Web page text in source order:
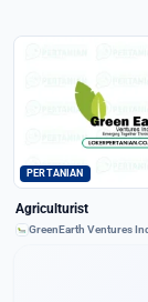
PERTANIAN
Agriculturist
GreenEarth Ventures